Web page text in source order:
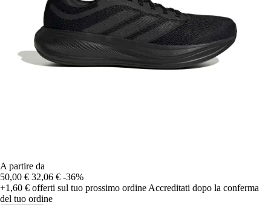
A partire da
50,00 € 32,06 € -36%
+1,60 € offerti sul tuo prossimo ordine Accreditati dopo la conferma
del tuo ordine